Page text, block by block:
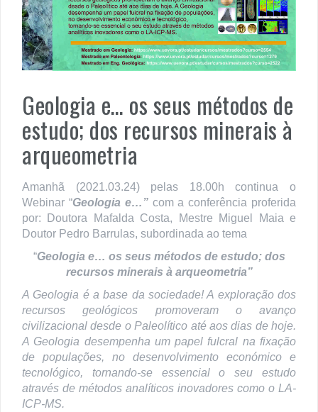
Geologia e… os seus métodos de
estudo; dos recursos minerais à
arqueometria
Amanhã (2021.03.24) pelas 18.00h continua o
Webinar “Geologia e…”com a conferência proferida
por: Doutora Mafalda Costa, Mestre Miguel Maia e
Doutor Pedro Barrulas, subordinada ao tema
“Geologia e… os seus métodos de estudo; dos
recursos minerais à arqueometria”
A Geologia é a base da sociedade! A exploração dos
recursos geológicos promoveram o avanço
civilizacional desde o Paleolítico até aos dias de hoje.
A Geologia desempenha um papel fulcral na fixação
de populações, no desenvolvimento económico e
tecnológico, tornando-se essencial o seu estudo
através de métodos analíticos inovadores como o LA-
ICP-MS.